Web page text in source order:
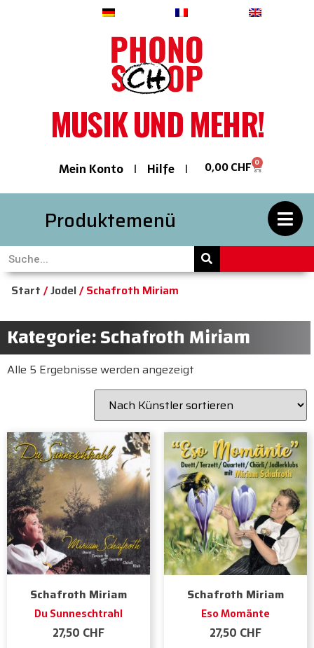
MUSIK UND MEHR!
Mein Konto Hilfe 0,00CHF 0
Produktemenü
Start /Jodel/ Schafroth Miriam
Kategorie: Schafroth Miriam
Alle 5 Ergebnisse werden angezeigt
Schafroth Miriam
Du Sunneschtrahl
27,50 CHF
Schafroth Miriam
Eso Momänte
27,50 CHF